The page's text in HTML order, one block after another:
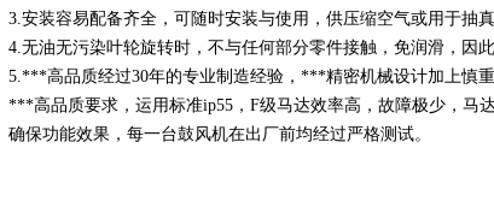
3.安装容易配备齐全，可随时安装与使用，供压缩空气或用于抽
4.无油无污染叶轮旋转时，不与任何部分零件接触，免润滑，因
5.***高品质经过30年的专业制造经验，***精密机械设计加上慎
***高品质要求，运用标准ip55，F级马达效率高，故障极少，马
确保功能效果，每一台鼓风机在出厂前均经过严格测试。